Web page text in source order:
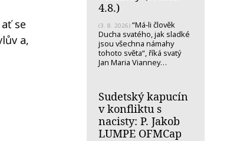
se
a,
4.8.)
(3. 8. 2026) “Má-li člověk
Ducha svatého, jak sladké
jsou všechna námahy
tohoto světa“, říká svatý
Jan Maria Vianney…
Sudetský kapucín
v konfliktu s
nacisty: P. Jakob
LUMPE OFMCap